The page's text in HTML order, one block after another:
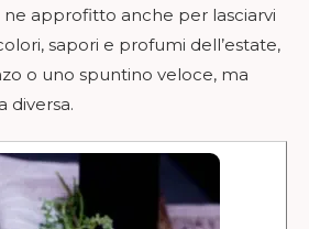
ne approfitto anche per lasciarvi
sapori e profumi dell’estate,
o uno spuntino veloce, ma
diversa.